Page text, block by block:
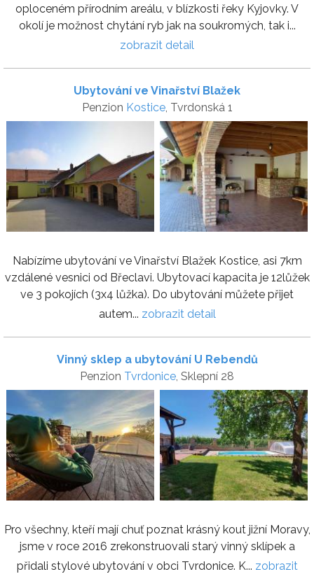
oploceném přírodním areálu, v blízkosti řeky Kyjovky. V
okolí je možnost chytání ryb jak na soukromých, tak i...
zobrazit detail
Ubytování ve Vinařství Blažek
Penzion Kostice, Tvrdonská 1
Nabízíme ubytování ve Vinařství Blažek Kostice, asi 7km
vzdálené vesnici od Břeclavi. Ubytovací kapacita je 12lůžek
ve 3 pokojích (3x4 lůžka). Do ubytování můžete přijet
autem... zobrazit detail
Vinný sklep a ubytování U Rebendů
Penzion Tvrdonice, Sklepní 28
Pro všechny, kteří mají chuť poznat krásný kout jižní Moravy,
jsme v roce 2016 zrekonstruovali starý vinný sklípek a
přidali stylové ubytování v obci Tvrdonice. K... zobrazit